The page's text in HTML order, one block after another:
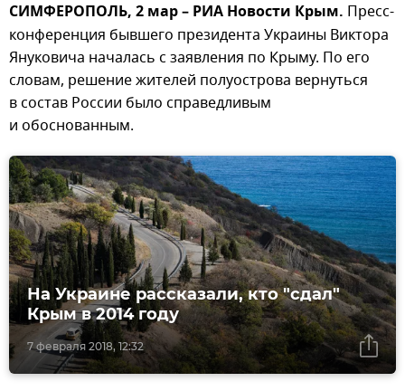
СИМФЕРОПОЛЬ, 2 мар – РИА Новости Крым. Пресс-
конференция бывшего президента Украины Виктора
Януковича началась с заявления по Крыму. По его
словам, решение жителей полуострова вернуться
в состав России было справедливым
и обоснованным.
7 февраля 2018, 12:32
На Украине рассказали, кто "сдал"
Крым в 2014 году